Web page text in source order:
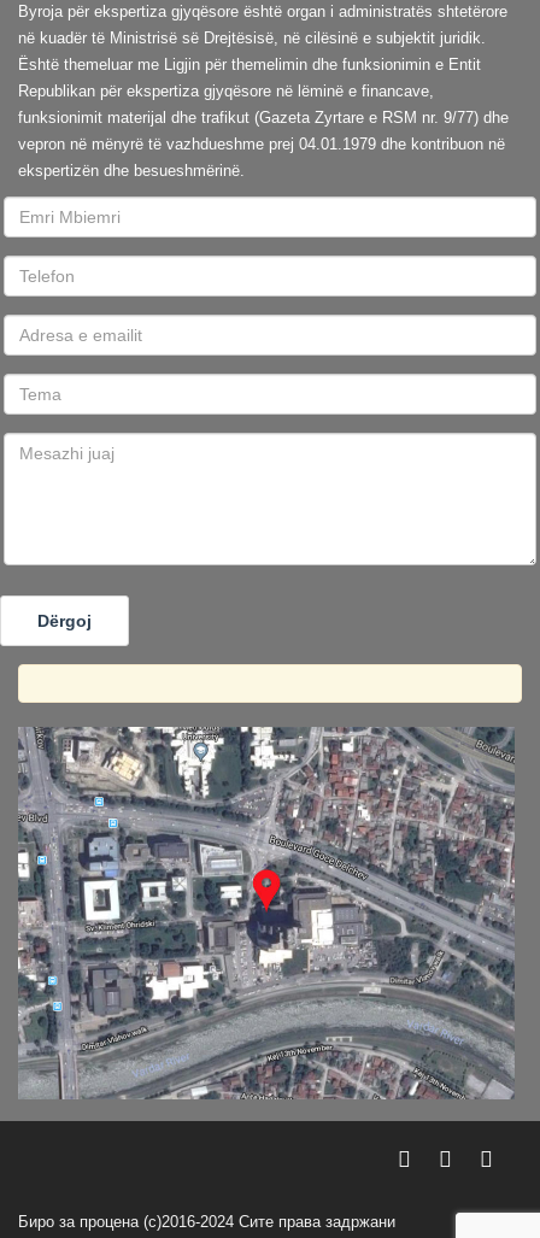
Byroja për ekspertiza gjyqësore është organ i administratës shtetërore
në kuadër të Ministrisë së Drejtësisë, në cilësinë e subjektit juridik.
Është themeluar me Ligjin për themelimin dhe funksionimin e Entit
Republikan për ekspertiza gjyqësore në lëminë e financave,
funksionimit materijal dhe trafikut (Gazeta Zyrtare e RSM nr. 9/77) dhe
vepron në mënyrë të vazhdueshme prej 04.01.1979 dhe kontribuon në
ekspertizën dhe besueshmërinë.
Биро за процена (c)2016-2024 Сите права задржани